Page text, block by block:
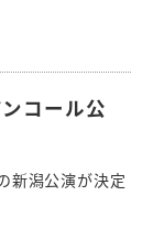
コール公
新潟公演が決定